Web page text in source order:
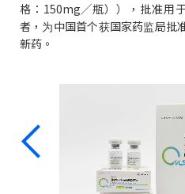
格：150mg╱瓶）），批准用
者，为中国首个获国家药监局批
新药。